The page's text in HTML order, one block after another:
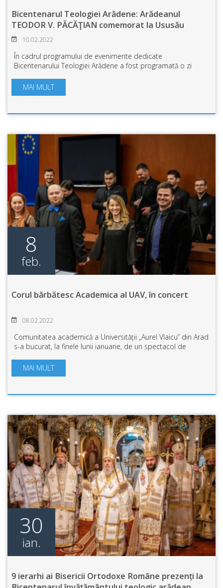
Bicentenarul Teologiei Arădene: Arădeanul
TEODOR V. PĂCĂŢIAN comemorat la Ususău
10.02.2022
În cadrul programului de evenimente dedicate
Bicentenarului Teologiei Arădene a fost programată o zi
al cărui bust a fost dezvelit în curt...
MAI MULT
8
feb.
Corul bărbătesc Academica al UAV, în concert
08.02.2022
Comunitatea academică a Universității „Aurel Vlaicu” din Arad
s-a bucurat, la finele lunii ianuarie, de un spectacol de
concert susținut de Cor...
MAI MULT
30
ian.
9 ierarhi ai Bisericii Ortodoxe Române prezenți la